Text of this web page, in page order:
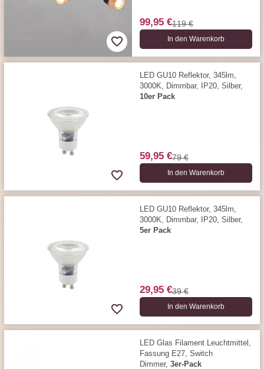
99,95 €119 €
In den Warenkorb
LED GU10 Reflektor, 345lm,
3000K, Dimmbar, IP20, Silber,
10er Pack
59,95 €79 €
In den Warenkorb
LED GU10 Reflektor, 345lm,
3000K, Dimmbar, IP20, Silber,
5er Pack
29,95 €39 €
In den Warenkorb
LED Glas Filament Leuchtmittel,
Fassung E27, Switch
Dimmer, 3er-Pack